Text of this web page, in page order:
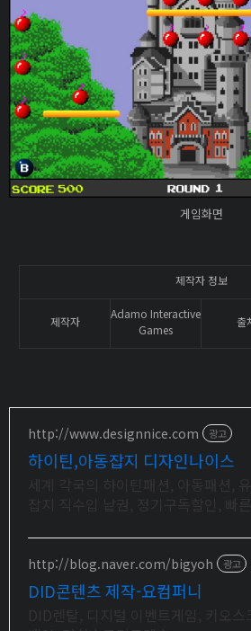
게임화면
제작자 정보
제작자
Adamo Interactive
Games
출
http://www.designnice.com 광고
하이틴,아동잡지 디자인나이스
http://blog.naver.com/bigyoh 광고
DID콘텐츠 제작-요컴퍼니